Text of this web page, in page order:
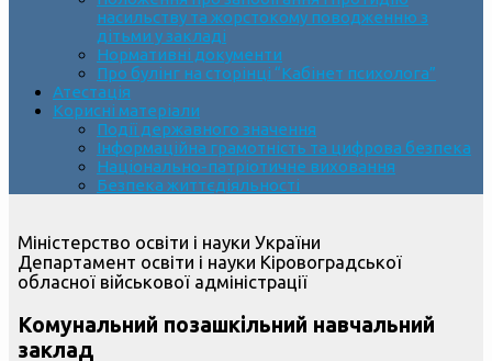
насильству та жорстокому поводженню з
дітьми у закладі
Нормативні документи
Про булінг на сторінці “Кабінет психолога”
Атестація
Корисні матеріали
Події державного значення
Інформаційна грамотність та цифрова безпека
Національно-патріотичне виховання
Безпека життєдіяльності
Міністерство освіти і науки України
Департамент освіти і науки Кіровоградської
обласної військової адміністрації
Комунальний позашкільний навчальний
заклад